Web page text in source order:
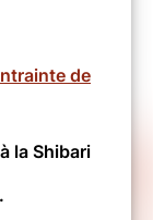
de
la Shibari